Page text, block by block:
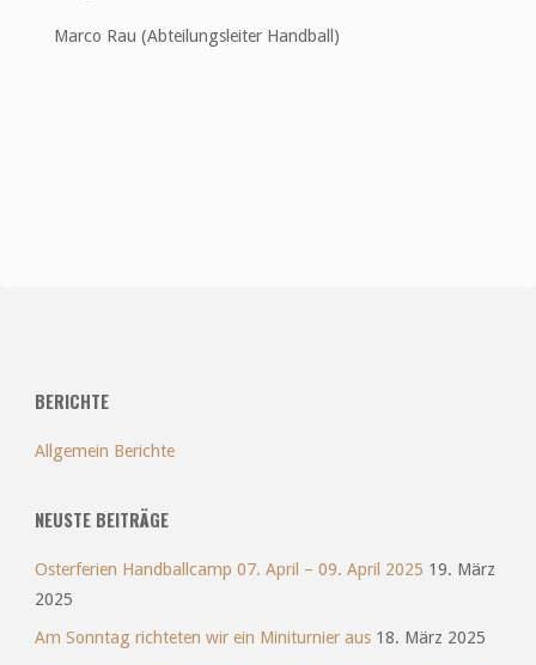
Marco Rau (Abteilungsleiter Handball)
BERICHTE
Allgemein Berichte
NEUSTE BEITRÄGE
Osterferien Handballcamp 07. April – 09. April 2025 19. März
2025
Am Sonntag richteten wir ein Miniturnier aus 18. März 2025